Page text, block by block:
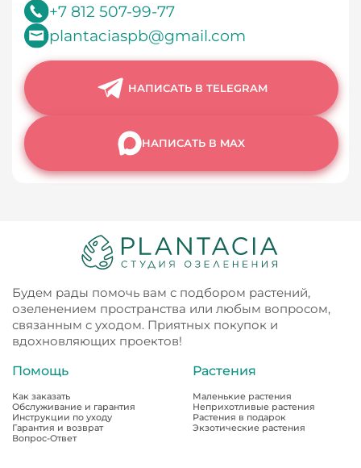
+7 812 507-99-77
plantaciaspb@gmail.com
НАПИСАТЬ В TELEGRAM
НАПИСАТЬ В MAX
Будем рады помочь вам с подбором растений,
озеленением пространства или любым вопросом,
связанным с уходом. Приятных покупок и
вдохновляющих проектов!
Помощь
Как заказать
Обслуживание и гарантия
Инструкции по уходу
Гарантия и возврат
Вопрос-Ответ
Растения
Маленькие растения
Неприхотливые растения
Растения в подарок
Экзотические растения